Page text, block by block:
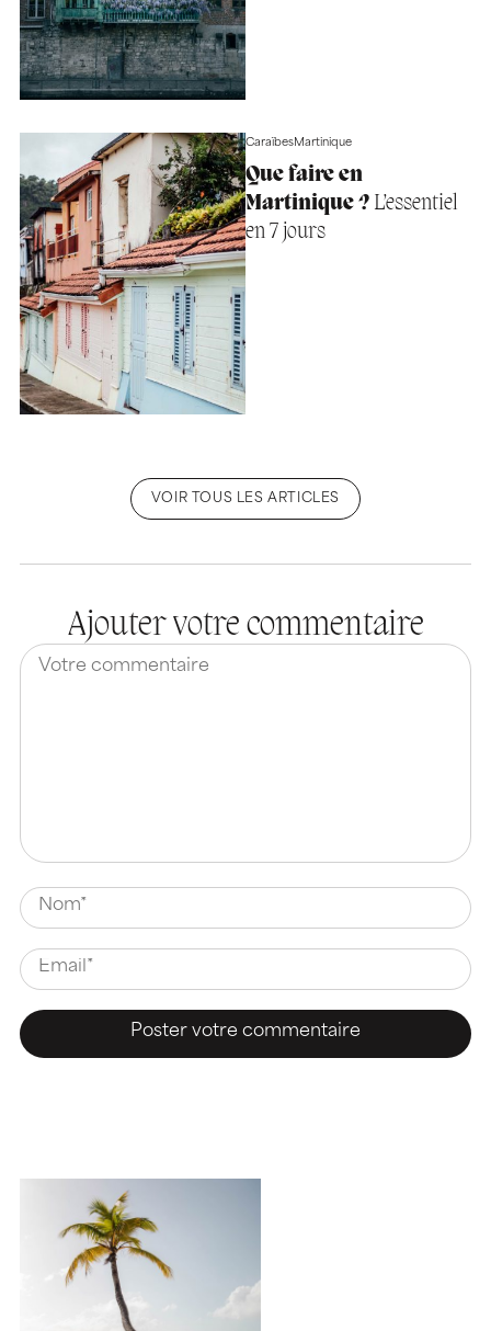
CaraïbesMartinique
Que faire en
Martinique ?L’essentiel
en 7 jours
VOIR TOUS LES ARTICLES
Ajouter votre commentaire